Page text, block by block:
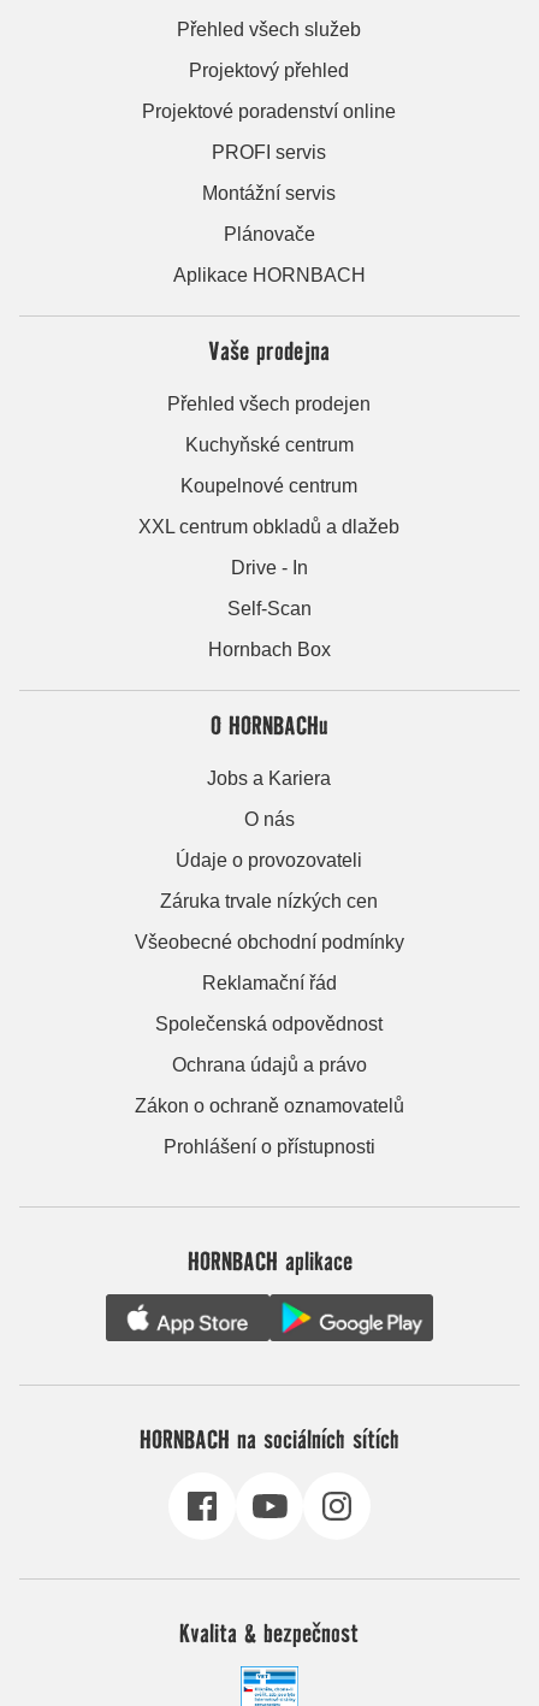
Přehled všech služeb
Projektový přehled
Projektové poradenství online
PROFI servis
Montážní servis
Plánovače
Aplikace HORNBACH
Vaše prodejna
Přehled všech prodejen
Kuchyňské centrum
Koupelnové centrum
XXL centrum obkladů a dlažeb
Drive - In
Self-Scan
Hornbach Box
O HORNBACHu
Jobs a Kariera
O nás
Údaje o provozovateli
Záruka trvale nízkých cen
Všeobecné obchodní podmínky
Reklamační řád
Společenská odpovědnost
Ochrana údajů a právo
Zákon o ochraně oznamovatelů
Prohlášení o přístupnosti
HORNBACH aplikace
HORNBACH na sociálních sítích
Kvalita & bezpečnost